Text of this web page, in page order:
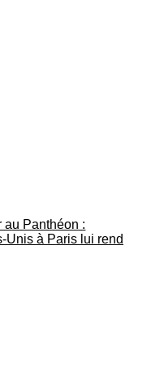
au Panthéon :
Unis à Paris lui rend